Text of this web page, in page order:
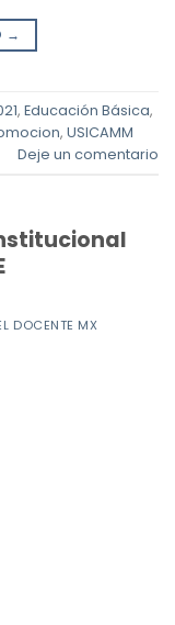
→
, Educación Básica,
, USICAMM
Deje un comentario
DOCENTE MX